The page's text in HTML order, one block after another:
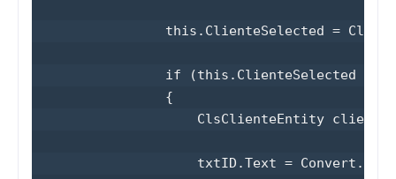
this.ClienteSelected =
if (this.ClienteSelected !=
                {
ClsClienteEntity cliente
txtID.Text =